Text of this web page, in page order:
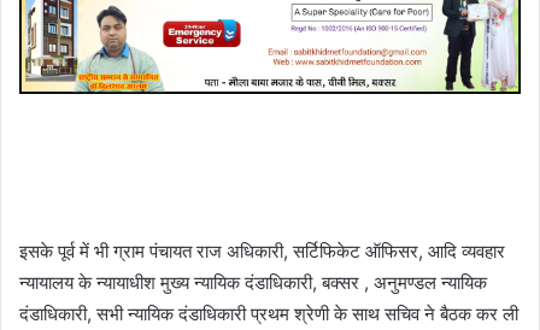
इसके पूर्व में भी ग्राम पंचायत राज अधिकारी, सर्टिफिकेट ऑफिसर, आदि व्यवहार
न्यायालय के न्यायाधीश मुख्य न्यायिक दंडाधिकारी, बक्सर , अनुमण्डल न्यायिक
दंडाधिकारी, सभी न्यायिक दंडाधिकारी प्रथम श्रेणी के साथ सचिव ने बैठक कर ली